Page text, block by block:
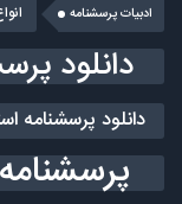
ادبیات پرسشنامه
دانلود
دانلود پرسشنامه